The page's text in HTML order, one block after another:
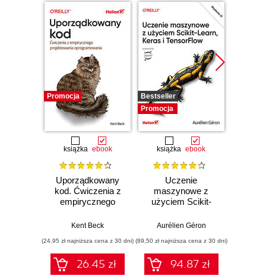
Promocja
książka ebook
Uporządkowany
kod. Ćwiczenia z
empirycznego
oprogramowania
Kent Beck
(24,95 zł najniższa cena z 30 dni)
26.45 zł
Bestseller
Promocja
książka ebook
Uczenie
maszynowe z
użyciem Scikit-
TensorFlow.
Aurélien Géron
(89,50 zł najniższa cena z 30 dni)
94.87 zł